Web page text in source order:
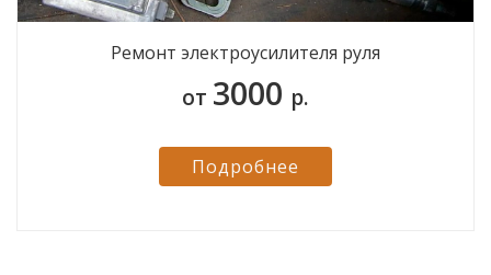
Ремонт электроусилителя руля
от 3000 р.
Подробнее